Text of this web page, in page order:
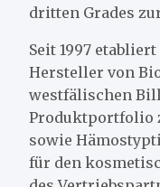
dritten Grades
Seit 1997
Hersteller von
westfälischen
Produktportfolio
sowie
für den